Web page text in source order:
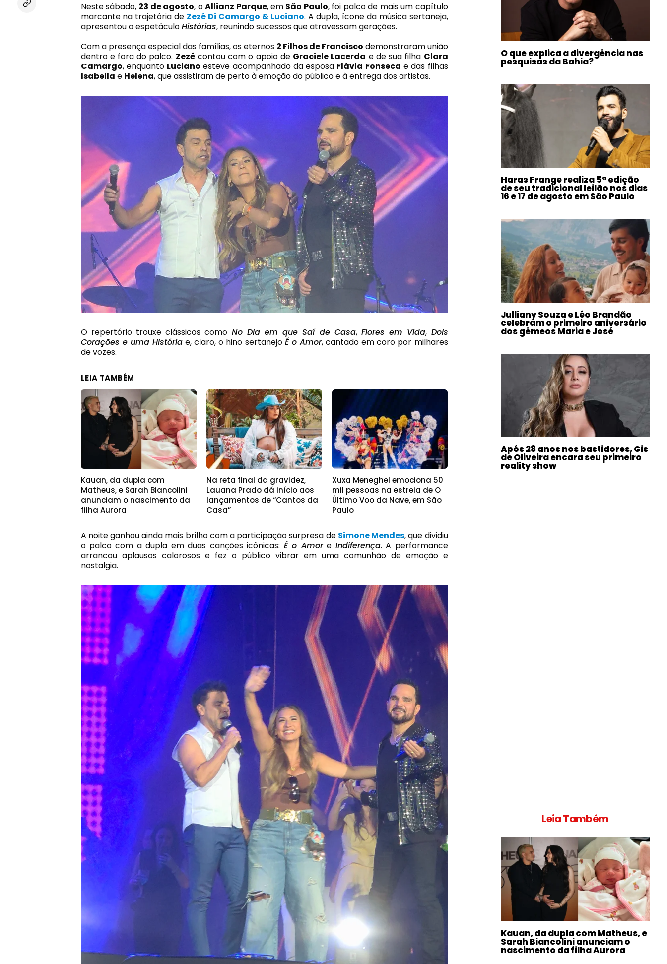
Neste sábado, 23 de agosto, oAllianz Parque, em São Paulo, foi palco de mais um capítulo
marcante na trajetória de Zezé Di Camargo & Luciano. A dupla, ícone da música sertaneja,
apresentou o espetáculoHistórias, reunindo sucessos que atravessam gerações.
Com a presença especial das famílias, os eternos 2 Filhos de Francisco demonstraram união
dentro e fora do palco. Zezécontou com o apoio de Graciele Lacerda e de sua filha Clara
Camargo, enquanto Luciano esteve acompanhado da esposa Flávia Fonseca e das filhas
Isabella e Helena, que assistiram de perto à emoção do público e à entrega dos artistas.
O repertório trouxe clássicos como No Dia em que Saí de Casa, Flores em Vida, Dois
Corações e uma Históriae, claro, o hino sertanejo É o Amor, cantado em coro por milhares
de vozes.
LEIA TAMBÉM
Kauan, da dupla com
Matheus, e Sarah Biancolini
anunciam o nascimento da
filha Aurora
Na reta final da gravidez,
Lauana Prado dá início aos
lançamentos de “Cantos da
Casa”
Xuxa Meneghel emociona 50
mil pessoas na estreia de O
Último Voo da Nave, em São
Paulo
A noite ganhou ainda mais brilho com a participação surpresa de Simone Mendes, que dividiu
o palco com a dupla em duas canções icônicas: É o Amore Indiferença. A performance
arrancou aplausos calorosos e fez o público vibrar em uma comunhão de emoção e
nostalgia.
O que explica a divergência nas
pesquisas da Bahia?
Haras Frange realiza 5ª edição
de seu tradicional leilão nos dias
16 e 17 de agosto em São Paulo
Julliany Souza e Léo Brandão
celebram o primeiro aniversário
dos gêmeos Maria e José
Após 28 anos nos bastidores, Gis
de Oliveira encara seu primeiro
reality show
Leia Também
Kauan, da dupla com Matheus, e
Sarah Biancolini anunciam o
nascimento da filha Aurora